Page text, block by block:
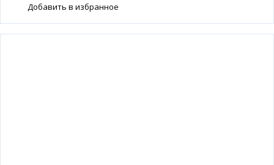
Добавить в избранное